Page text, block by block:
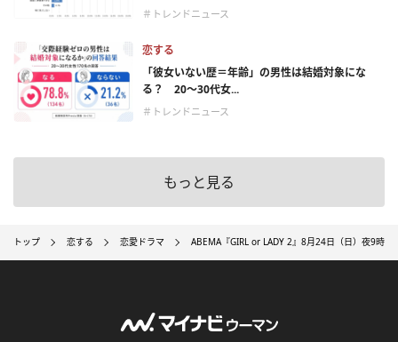
＃トレンドニュース
恋する
「彼女いない歴＝年齢」の男性は結婚対象にな
る？ 20〜30代女...
＃トレンドニュース
もっと見る
トップ 恋する 恋愛ドラマ ABEMA『GIRL or LADY 2』8月24日（日）夜9時